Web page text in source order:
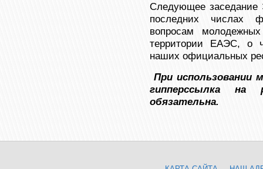
Следующее заседание
последних числах
вопросам
территории ЕАЭС, о
наших официальных
При использовании
гипперссылка на
обязательна.